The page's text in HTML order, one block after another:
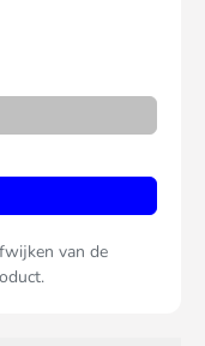
van de